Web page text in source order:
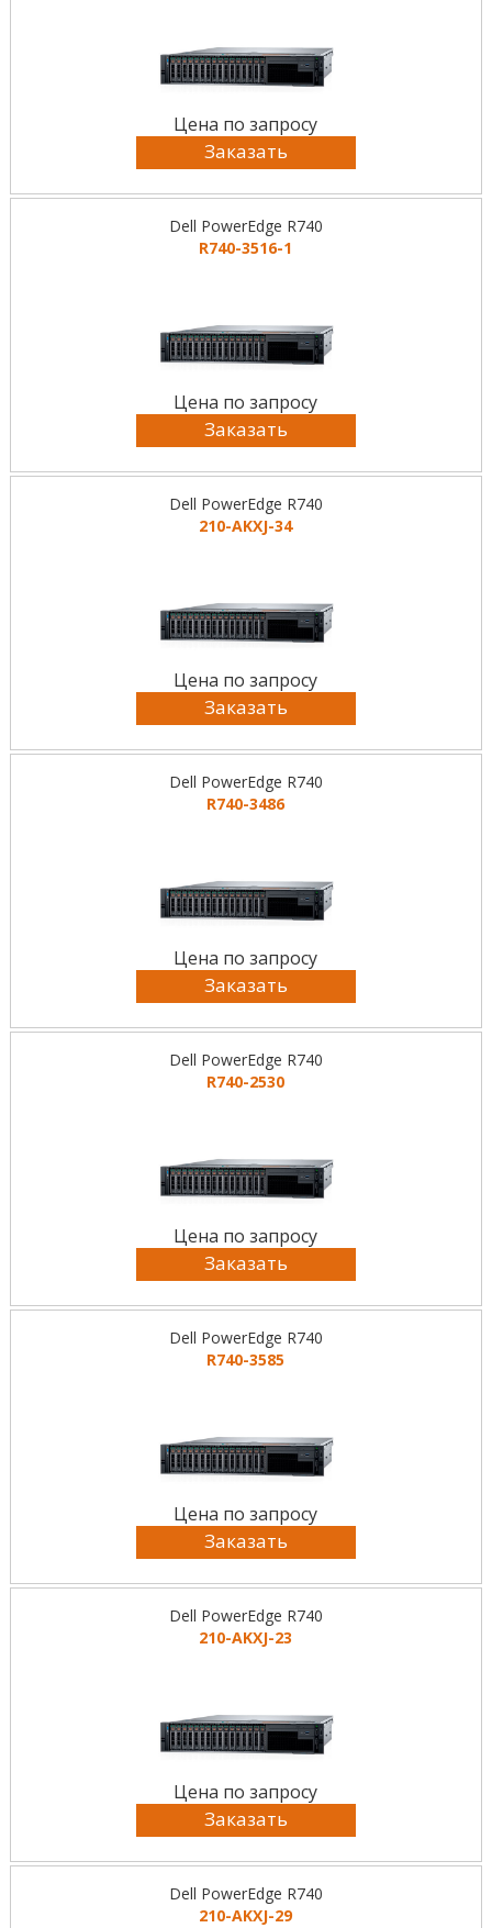
Цена по запросу
Заказать
Dell PowerEdge R740
R740-3516-1
Цена по запросу
Заказать
Dell PowerEdge R740
210-AKXJ-34
Цена по запросу
Заказать
Dell PowerEdge R740
R740-3486
Цена по запросу
Заказать
Dell PowerEdge R740
R740-2530
Цена по запросу
Заказать
Dell PowerEdge R740
R740-3585
Цена по запросу
Заказать
Dell PowerEdge R740
210-AKXJ-23
Цена по запросу
Заказать
Dell PowerEdge R740
210-AKXJ-29